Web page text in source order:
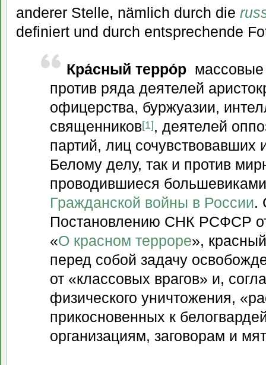
anderer Stelle, nämlich durch die
definiert und durch entsprechende
Кра́сный терро́р
против ряда деятелей
офицерства, буржуазии,
священников[1], деятелей
партий, лиц сочувствовавших
Белому делу, так и против
проводившиеся
Гражданской войны в России.
Постановлению СНК РСФСР
«О красном терроре»,
перед собой задачу
от «классовых врагов» и,
физического уничтожения,
прикосновенных к
организациям, заговорам и